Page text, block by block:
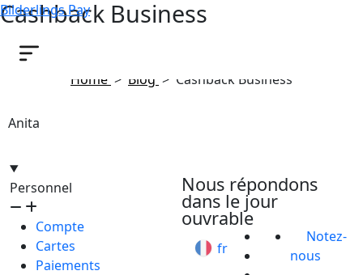
Bilderlings Pay
Cashback Business
March 1, 2024
Home > Blog > Cashback Business
Anita
Personnel
Compte
Cartes
Paiements
Nous répondons
dans le jour
ouvrable
fr
Notez-
nous